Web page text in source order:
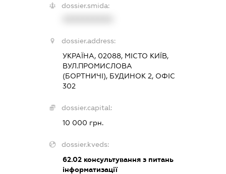
dossier.smida:
dossier.address:
УКРАЇНА, 02088, МІСТО КИЇВ,
ВУЛ.ПРОМИСЛОВА
(БОРТНИЧІ), БУДИНОК 2, ОФІС
302
dossier.capital:
10 000 грн.
dossier.kveds:
62.02 консультування з питань
інформатизації